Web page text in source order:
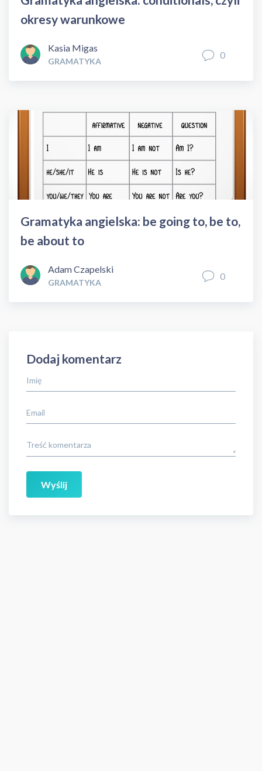
okresy warunkowe
Kasia Migas
GRAMATYKA
0
Gramatyka angielska: be going to, be to,
be about to
Adam Czapelski
GRAMATYKA
0
Dodaj komentarz
Imię
Email
Treść komentarza